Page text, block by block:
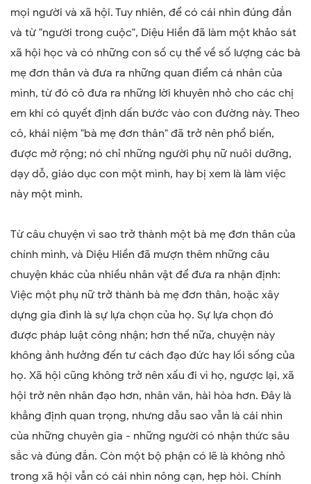
mọi người và xã hội. Tuy nhiên, để có cái nhìn đúng đắn
và từ "người trong cuộc", Diệu Hiền đã làm một khảo sát
xã hội học và có những con số cụ thể về số lượng các bà
mẹ đơn thân và đưa ra những quan điểm cá nhân của
mình, từ đó cô đưa ra những lời khuyên nhỏ cho các chị
em khi có quyết định dấn bước vào con đường này. Theo
cô, khái niệm "bà mẹ đơn thân" đã trở nên phổ biến,
được mở rộng; nó chỉ những người phụ nữ nuôi dưỡng,
dạy dỗ, giáo dục con một mình, hay bị xem là làm việc
này một mình.
Từ câu chuyện vì sao trở thành một bà mẹ đơn thân của
chính mình, và Diệu Hiền đã mượn thêm những câu
chuyện khác của nhiều nhân vật để đưa ra nhận định:
Việc một phụ nữ trở thành bà mẹ đơn thân, hoặc xây
dựng gia đình là sự lựa chọn của họ. Sự lựa chọn đó
được pháp luật công nhận; hơn thế nữa, chuyện này
không ảnh hưởng đến tư cách đạo đức hay lối sống của
họ. Xã hội cũng không trở nên xấu đi vì họ, ngược lại, xã
hội trở nên nhân đạo hơn, nhân văn, hài hòa hơn. Đây là
khẳng định quan trọng, nhưng dẫu sao vẫn là cái nhìn
của những chuyên gia - những người có nhận thức sâu
sắc và đúng đắn. Còn một bộ phận có lẽ là không nhỏ
trong xã hội vẫn có cái nhìn nông cạn, hẹp hòi. Chính